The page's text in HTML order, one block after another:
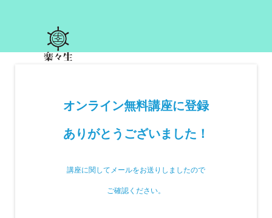
オンライン無料講座に登録
ありがとうございました！
講座に関してメールをお送りしましたので
ご確認ください。